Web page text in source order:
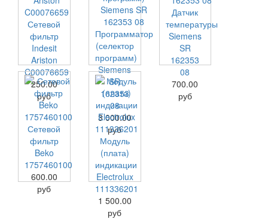
Сетевой
фильтр
Indesit
Ariston
C00076659
250.00
руб
Программатор
(селектор
программ)
Siemens
SR
162353
08
3 000.00
руб
Датчик
температуры
Siemens
SR
162353
08
700.00
руб
Сетевой
фильтр
Beko
1757460100
600.00
руб
Модуль
(плата)
индикации
Electrolux
111336201
1 500.00
руб